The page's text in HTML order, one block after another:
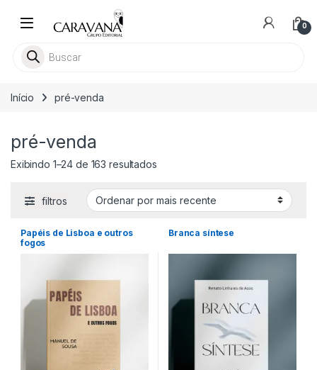
0
Pesquisar livros
Início pré-venda
pré-venda
Exibindo 1–24 de 163 resultadosClassificado por mais recente
filtros
Papéis de Lisboa e outros
fogos
Branca síntese